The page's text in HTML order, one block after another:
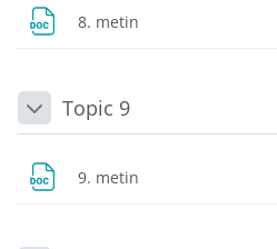
8. metin
DaraltTopic 9
9. metin